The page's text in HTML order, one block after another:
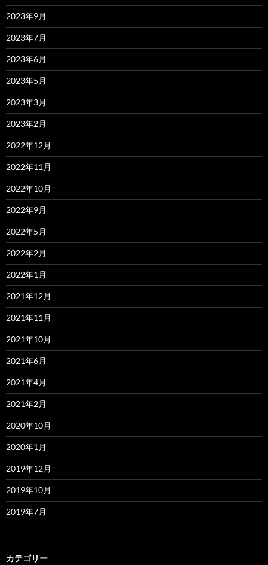
2023年9月
2023年7月
2023年6月
2023年5月
2023年3月
2023年2月
2022年12月
2022年11月
2022年10月
2022年9月
2022年5月
2022年2月
2022年1月
2021年12月
2021年11月
2021年10月
2021年6月
2021年4月
2021年2月
2020年10月
2020年1月
2019年12月
2019年10月
2019年7月
カテゴリー